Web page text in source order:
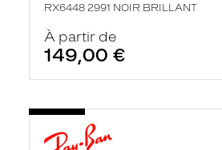
RX6448 2991 NOIR BRILLANT
À partir de
149,00 €